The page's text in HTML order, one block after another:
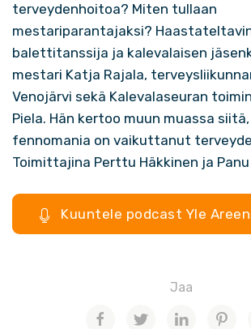
terveydenhoitoa? Miten tullaan
mestariparantajaksi?
balettitanssija ja kalevalaisen
mestari Katja Rajala,
Venojärvi sekä Kalevalaseuran
Piela. Hän kertoo muun muassa
fennomania on vaikuttanut
Toimittajina Perttu Häkkinen ja
Kuuntele podcast Yle
Jaa